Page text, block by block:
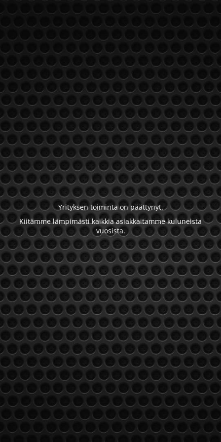
Yrityksen toiminta on päättynyt.
Kiitämme lämpimästi kaikkia asiakkaitamme kuluneista
vuosista.